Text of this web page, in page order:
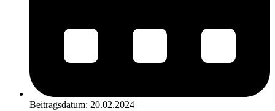
Beitragsdatum: 20.02.2024